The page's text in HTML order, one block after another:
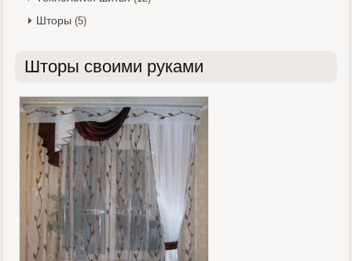
Шторы (5)
Шторы своими руками